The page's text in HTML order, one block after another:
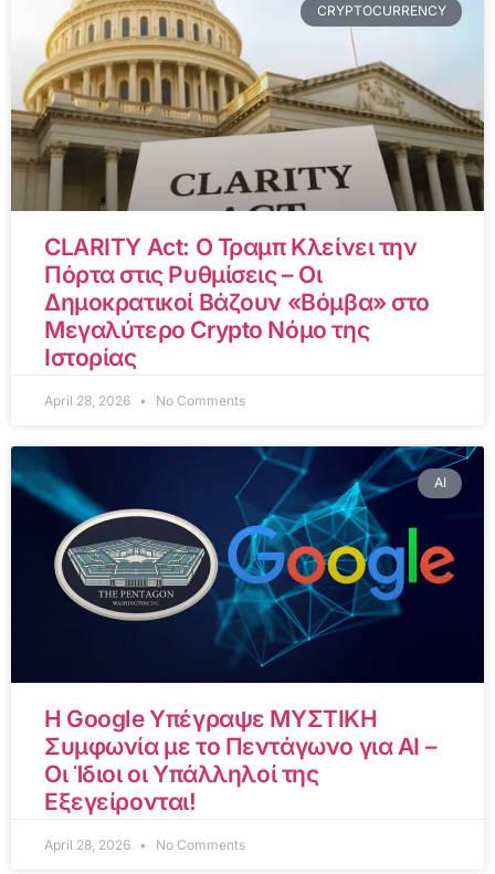
CRYPTOCURRENCY
CLARITY Act: Ο Τραμπ Κλείνει την
Πόρτα στις Ρυθμίσεις – Οι
Δημοκρατικοί Βάζουν «Βόμβα» στο
Μεγαλύτερο Crypto Νόμο της
Ιστορίας
April 28, 2026 No Comments
AI
Η Google Υπέγραψε ΜΥΣΤΙΚΗ
Συμφωνία με το Πεντάγωνο για AI –
Οι Ίδιοι οι Υπάλληλοί της
Εξεγείρονται!
April 28, 2026 No Comments